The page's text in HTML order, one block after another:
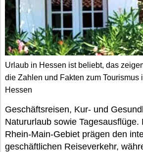
Urlaub in Hessen ist beliebt, das
die Zahlen und Fakten zum Tourismus
Hessen
Geschäftsreisen, Kur- und
Natururlaub sowie Tagesausflüge.
Rhein-Main-Gebiet prägen den
geschäftlichen Reiseverkehr,